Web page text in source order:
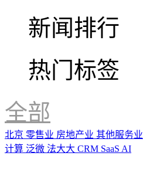
新闻排行
热门标签
全部
北京 零售业 房地产业 其他服务业
计算 泛微 法大大 CRM SaaS AI